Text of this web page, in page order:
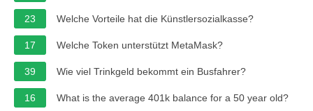
23 Welche Vorteile hat die Künstlersozialkasse?
17 Welche Token unterstützt MetaMask?
39 Wie viel Trinkgeld bekommt ein Busfahrer?
16 What is the average 401k balance for a 50 year old?